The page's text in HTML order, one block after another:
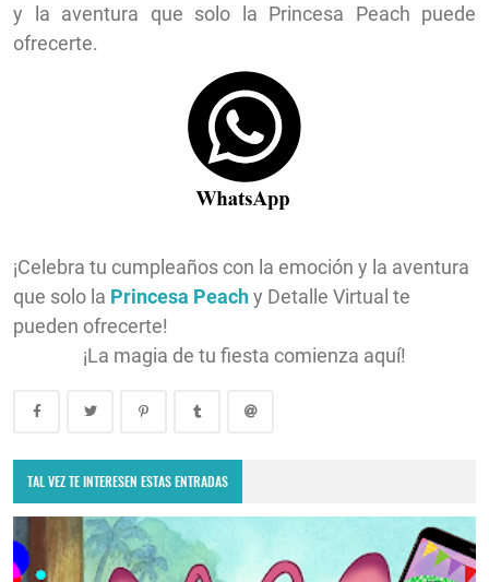
y la aventura que solo la Princesa Peach puede
ofrecerte.
¡Celebra tu cumpleaños con la emoción y la aventura
que solo la Princesa Peachy Detalle Virtual te
pueden ofrecerte!
¡La magia de tu fiesta comienza aquí!
TAL VEZ TE INTERESEN ESTAS ENTRADAS